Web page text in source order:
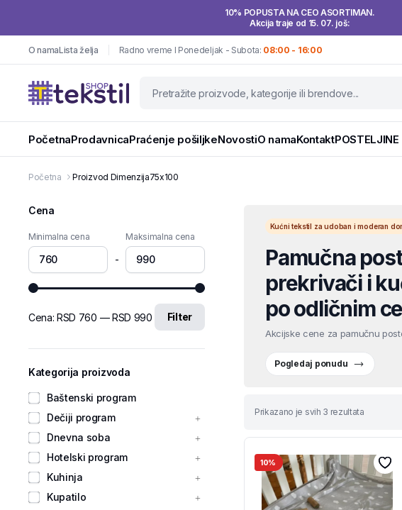
10% POPUSTA NA CEO ASORTIMAN.
Akcija traje od 15. 07. još:
O namaLista želja Radno vreme I Ponedeljak - Subota: 08:00 - 16:00
PočetnaProdavnicaPraćenje pošiljkeNovostiO namaKontaktPOSTELJINE
Početna Proizvod Dimenzija75x100
Kućni tekstil za udoban i moderan
Pamučna
prekrivači i
po odličnim
Akcijske cene za pamučnu
Pogledaj ponudu
Prikazano je svih 3 rezultata
10%
Cena
Minimalna cena
-
Maksimalna cena
Filter
Cena:RSD 760 —RSD 990
Kategorija proizvoda
Baštenski program
Dečiji program
Dnevna soba
Hotelski program
Kuhinja
Kupatilo